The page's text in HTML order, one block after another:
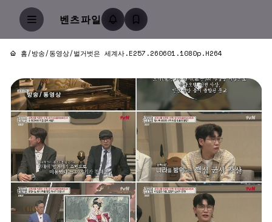
벤츠파일
홈/방송/동영상/벌거벗은 세계사.E257.260601.1080p.H264
방송/동영상